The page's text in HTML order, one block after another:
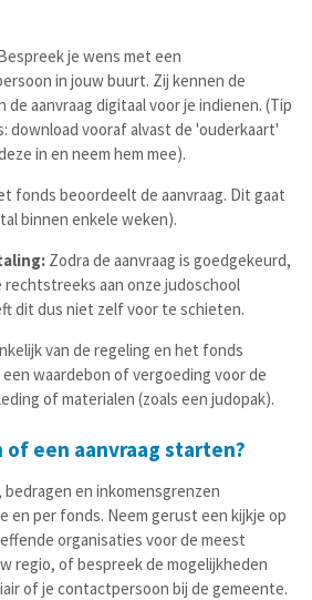
je wens met een
in jouw buurt. Zij kennen de
de aanvraag digitaal voor je indienen. (Tip
download vooraf alvast de 'ouderkaart'
in en neem hem mee).
fonds beoordeelt de aanvraag. Dit gaat
binnen enkele weken).
Zodra de aanvraag is goedgekeurd,
aan onze judoschool
dit dus niet zelf voor te schieten.
van de regeling en het fonds
waardebon of vergoeding voor de
of materialen (zoals een judopak).
een aanvraag starten?
en inkomensgrenzen
en per fonds. Neem gerust een kijkje op
organisaties voor de meest
regio, of bespreek de mogelijkheden
of je contactpersoon bij de gemeente.